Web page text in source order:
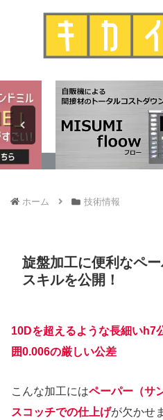
ホーム 技術情報
旋盤加工に便利なペ
スキルを公開！
10Dを超えるような長細いh7
囲0.006の厳しい公差
こんな加工にはペーパー（サ
スコッチでの仕上げが欠かせ